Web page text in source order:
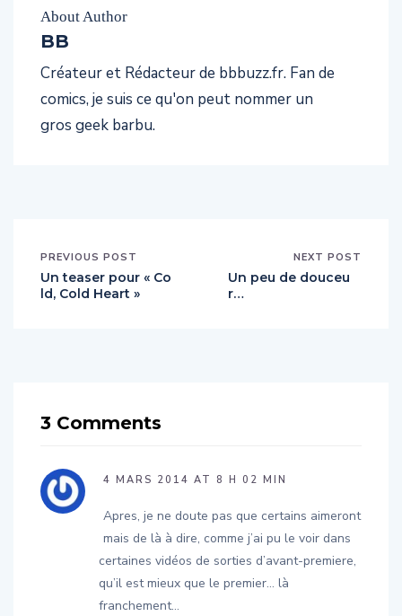
About Author
BB
Créateur et Rédacteur de bbbuzz.fr. Fan de
comics, je suis ce qu'on peut nommer un
gros geek barbu.
PREVIOUS POST
Un teaser pour « Co
ld, Cold Heart »
NEXT POST
Un peu de douceu
r…
3 Comments
4 MARS 2014 AT 8 H 02 MIN
Apres, je ne doute pas que certains aimeront
mais de là à dire, comme j’ai pu le voir dans
certaines vidéos de sorties d’avant-premiere,
qu’il est mieux que le premier… là
franchement…